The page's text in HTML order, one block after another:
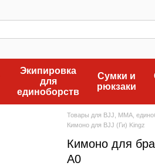
Экипировка
для
единоборств
Сумки и
рюкзаки
Товары для BJJ, MMA,
Кимоно для BJJ (Ги) Kingz
Кимоно для
A0